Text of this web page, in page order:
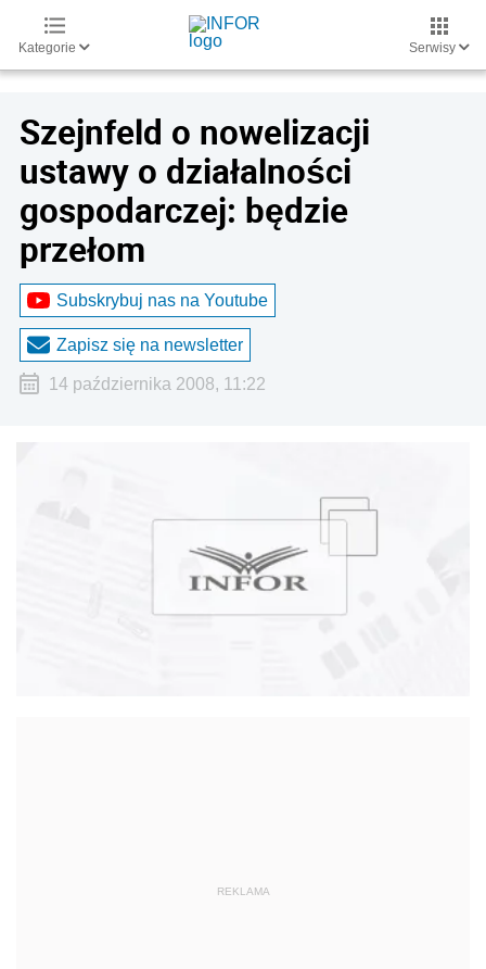
Kategorie Serwisy
Szejnfeld o nowelizacji
ustawy o działalności
gospodarczej: będzie
przełom
Subskrybuj nas na Youtube
Zapisz się na newsletter
14 października 2008, 11:22